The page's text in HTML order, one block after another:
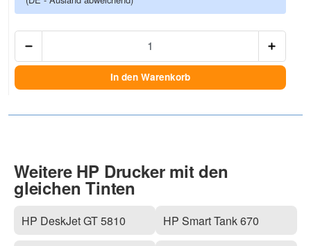
In den Warenkorb
Weitere HP Drucker mit den
gleichen Tinten
HP DeskJet GT 5810 HP Smart Tank 670